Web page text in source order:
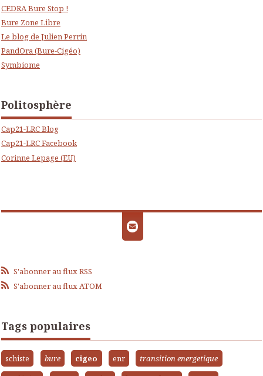
CEDRA Bure Stop !
Bure Zone Libre
Le blog de Julien Perrin
PandOra (Bure-Cigéo)
Symbiome
Politosphère
Cap21-LRC Blog
Cap21-LRC Facebook
Corinne Lepage (EU)
S'abonner au flux RSS
S'abonner au flux ATOM
Tags populaires
schiste bure cigeo enr
transition energetique